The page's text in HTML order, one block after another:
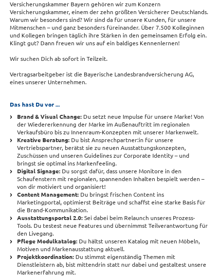
Versicherungskammer Bayern gehören wir zum Konzern
Versicherungskammer, einem der zehn größten Versicherer Deutschlands.
Warum wir besonders sind? Wir sind da für unsere Kunden, für unsere
Mitmenschen – und ganz besonders füreinander. Über 7.500 Kolleginnen
und Kollegen bringen täglich ihre Stärken in den gemeinsamen Erfolg ein.
Klingt gut? Dann freuen wir uns auf ein baldiges Kennenlernen!
Wir suchen Dich ab sofort in Teilzeit.
Vertragsarbeitgeber ist die Bayerische Landesbrandversicherung AG,
eines unserer Unternehmen.
Das hast Du vor ...
Brand & Visual Change: Du setzt neue Impulse für unsere Marke! Von
der Wiedererkennung der Marke im Außenauftritt im regionalen
Verkaufsbüro bis zu Innenraum-Konzepten mit unserer Markenwelt.
Kreative Beratung: Du bist Ansprechpartner:in für unsere
Vertriebspartner, berätst sie zu neuen Ausstattungskonzepten,
Zuschüssen und unseren Guidelines zur Corporate Identity – und
bringst sie optimal ins Markenfeeling.
Digital Signage: Du sorgst dafür, dass unsere Monitore in den
Schaufenstern mit regionalen, spannenden Inhalten bespielt werden –
von dir motiviert und organisiert!
Content Management: Du bringst frischen Content ins
Marketingportal, optimierst Beiträge und schaffst eine starke Basis für
die Brand-Kommunikation.
Ausstattungsportal 2.0: Sei dabei beim Relaunch unseres Prozess-
Tools. Du testest neue Features und übernimmst Teilverantwortung für
den Livegang.
Pflege Modulkatalog: Du hältst unseren Katalog mit neuen Möbeln,
Motiven und Markenausstattung aktuell.
Projektkoordination: Du stimmst eigenständig Themen mit
Dienstleistern ab, bist mittendrin statt nur dabei und gestaltest unsere
Markenerfahrung mit.